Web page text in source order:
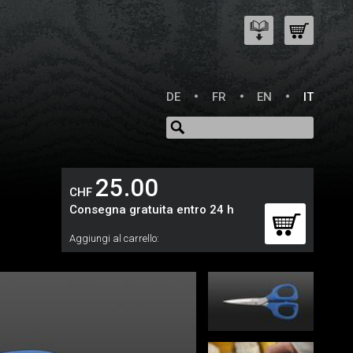
DE FR EN IT
CHF 25.00
Consegna gratuita entro 24 h
Aggiungi al carrello: